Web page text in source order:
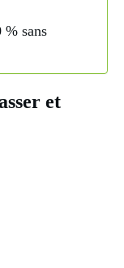
sans
et